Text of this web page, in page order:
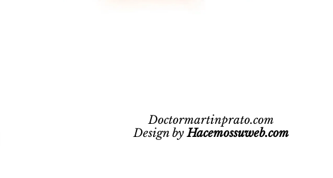
Doctormartinprato.com
Design byHacemossuweb.com